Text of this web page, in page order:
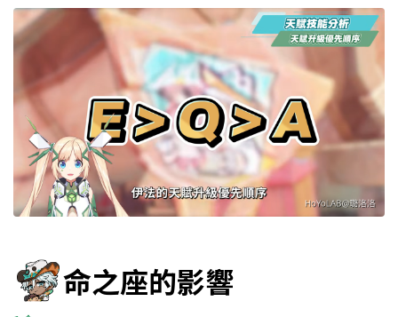
命之座的影響